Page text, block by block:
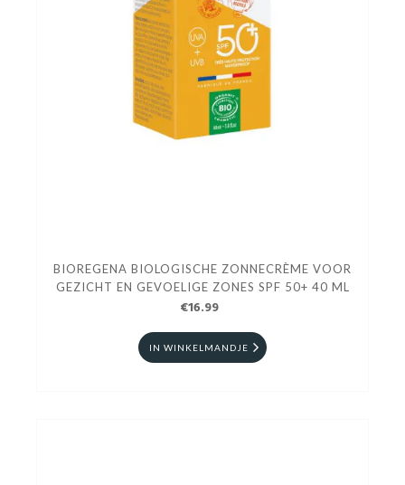
BIOREGENA BIOLOGISCHE ZONNECRÈME VOOR
GEZICHT EN GEVOELIGE ZONES SPF 50+ 40 ML
€16.99
IN WINKELMANDJE